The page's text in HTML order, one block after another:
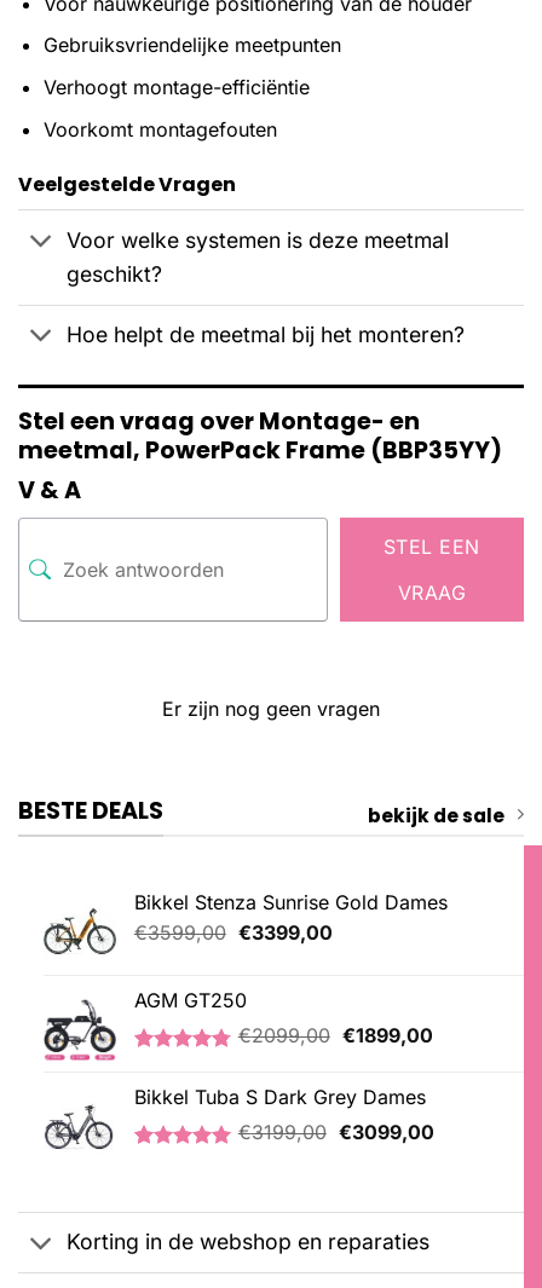
Gebruiksvriendelijke meetpunten
Verhoogt montage-efficiëntie
Voorkomt montagefouten
Veelgestelde Vragen
Voor welke systemen is deze meetmal
geschikt?
Hoe helpt de meetmal bij het monteren?
Stel een vraag over Montage- en
meetmal, PowerPack Frame (BBP35YY)
V & A
STEL EEN
VRAAG
Er zijn nog geen vragen
BESTE DEALS bekijk de sale
Bikkel Stenza Sunrise Gold Dames
€3599,00 Oorspronkelijke
€3599,00.
€3399,00Huidige
AGM GT250
4.76
op 5
gebaseerd
op
klantbeoordelingen
€2099,00 Oorspronkelijke
€2099,00.
€1899,00Huidige
Bikkel Tuba S Dark Grey Dames
klantbeoordeling
€3199,00 Oorspronkelijke
€3099,00Huidige
Korting in de webshop en reparaties